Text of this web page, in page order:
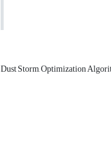
Dust Storm, Optimization